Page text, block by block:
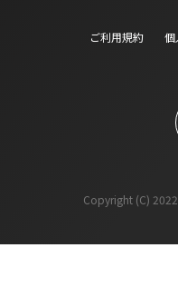
ご利用規約 個
Copyright (C) 2022